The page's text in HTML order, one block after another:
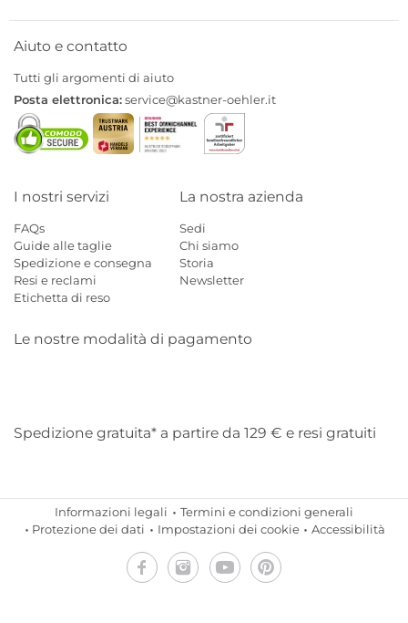
Aiuto e contatto
Tutti gli argomenti di aiuto
Posta elettronica:service@kastner-oehler.it
I nostri servizi
FAQs
Guide alle taglie
Spedizione e consegna
Resi e reclami
Etichetta di reso
La nostra azienda
Sedi
Chi siamo
Storia
Newsletter
Le nostre modalità di pagamento
Spedizione gratuita* a partire da 129 € e resi gratuiti
Informazioni legali
Termini e condizioni generali
Protezione dei dati
Impostazioni dei cookie Accessibilità